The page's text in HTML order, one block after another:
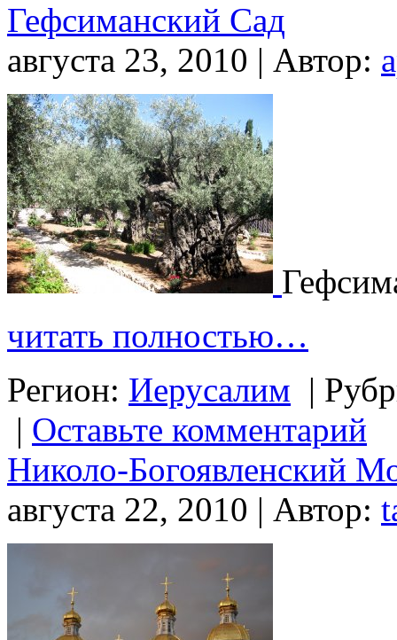
Гефсиманский Сад
августа 23, 2010 | Автор:
читать полностью…
Регион: Иерусалим |
| Оставьте комментарий
Николо-Богоявленский
августа 22, 2010 | Автор: